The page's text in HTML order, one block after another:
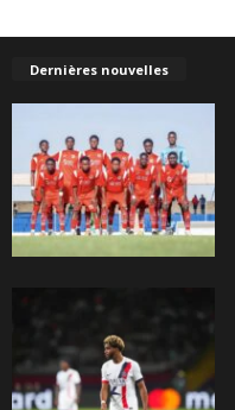
Dernières nouvelles